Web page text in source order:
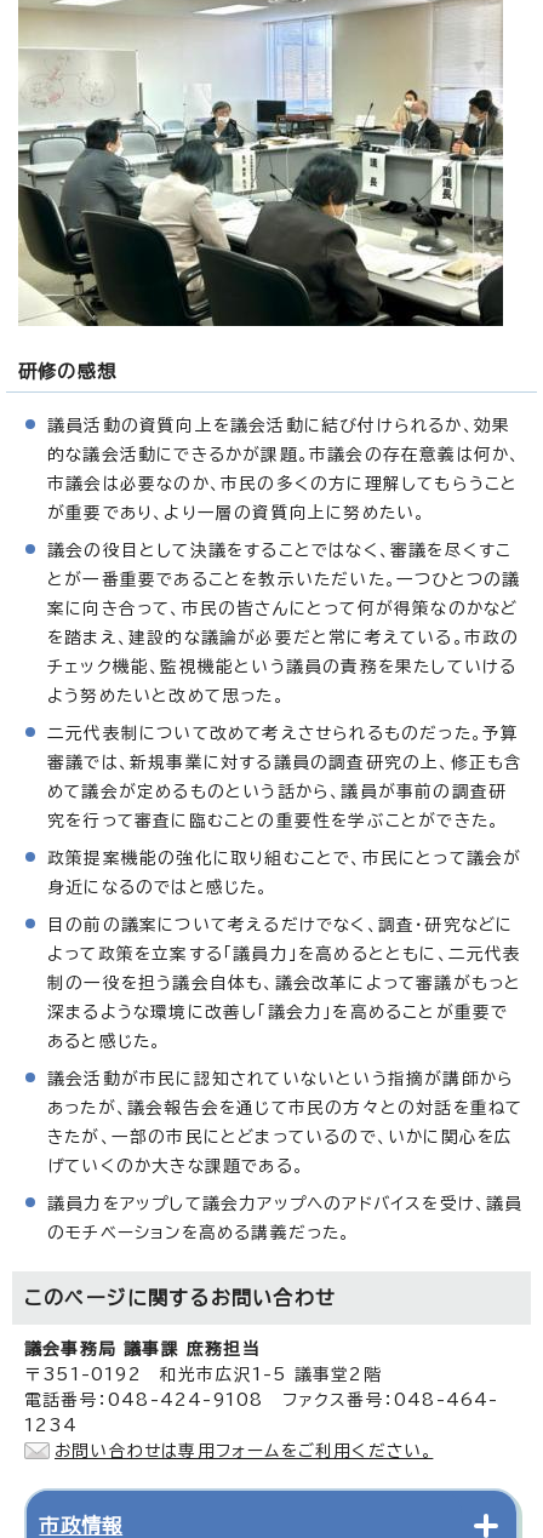
研修の感想
議員活動の資質向上を議会活動に結び付けられるか、効果
的な議会活動にできるかが課題。市議会の存在意義は何か、
市議会は必要なのか、市民の多くの方に理解してもらうこと
が重要であり、より一層の資質向上に努めたい。
議会の役目として決議をすることではなく、審議を尽くすこ
とが一番重要であることを教示いただいた。一つひとつの議
案に向き合って、市民の皆さんにとって何が得策なのかなど
を踏まえ、建設的な議論が必要だと常に考えている。市政の
チェック機能、監視機能という議員の責務を果たしていける
よう努めたいと改めて思った。
二元代表制について改めて考えさせられるものだった。予算
審議では、新規事業に対する議員の調査研究の上、修正も含
めて議会が定めるものという話から、議員が事前の調査研
究を行って審査に臨むことの重要性を学ぶことができた。
政策提案機能の強化に取り組むことで、市民にとって議会が
身近になるのではと感じた。
目の前の議案について考えるだけでなく、調査・研究などに
よって政策を立案する「議員力」を高めるとともに、二元代表
制の一役を担う議会自体も、議会改革によって審議がもっと
深まるような環境に改善し「議会力」を高めることが重要で
あると感じた。
議会活動が市民に認知されていないという指摘が講師から
あったが、議会報告会を通じて市民の方々との対話を重ねて
きたが、一部の市民にとどまっているので、いかに関心を広
げていくのか大きな課題である。
議員力をアップして議会力アップへのアドバイスを受け、議員
のモチベーションを高める講義だった。
このページに関する お問い合わせ
議会事務局 議事課 庶務担当
〒351-0192 和光市広沢1-5 議事堂2階
電話番号：048-424-9108 ファクス番号：048-464-
1234
お問い合わせは専用フォームをご利用ください。
市政情報